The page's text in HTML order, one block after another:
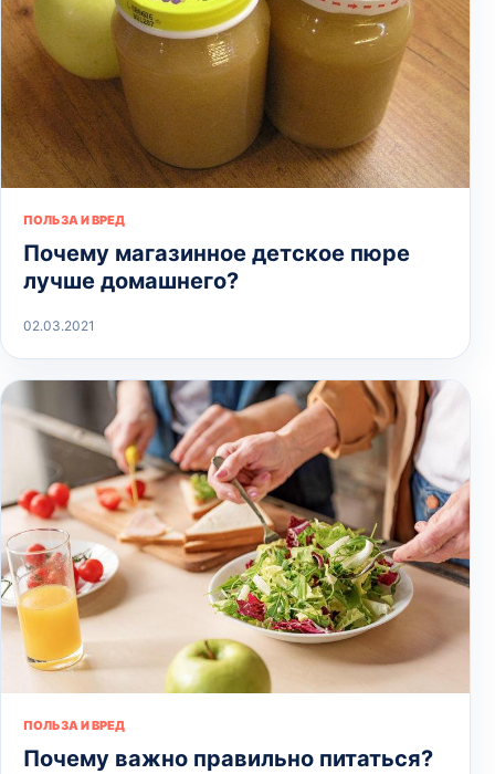
ПОЛЬЗА И ВРЕД
Почему магазинное детское пюре
лучше домашнего?
02.03.2021
ПОЛЬЗА И ВРЕД
Почему важно правильно питаться?